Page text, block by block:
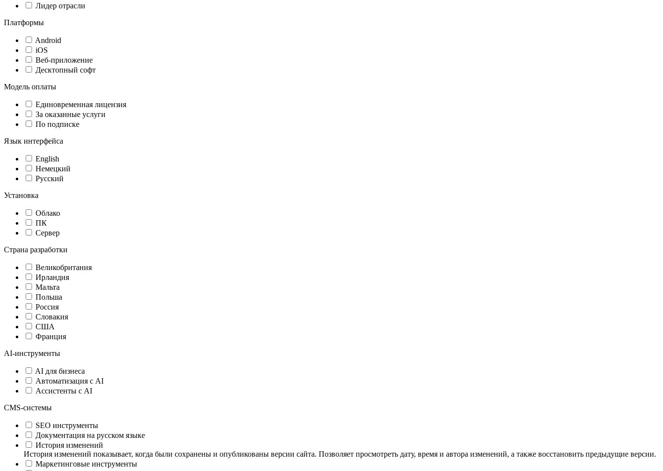
Лидер отрасли
Платформы
Android
iOS
Веб-приложение
Десктопный софт
Модель оплаты
Единовременная лицензия
За оказанные услуги
По подписке
Язык интерфейса
English
Немецкий
Русский
Установка
Облако
ПК
Сервер
Страна разработки
Великобритания
Ирландия
Мальта
Польша
Россия
Словакия
США
Франция
AI-инструменты
AI для бизнеса
Автоматизация с AI
Ассистенты с AI
CMS-системы
SEO инструменты
Документация на русском языке
История изменений
История изменений показывает, когда были сохранены и опубликованы версии сайта. Позволяет просмотреть дату, время и автора изменений, а также восстановить предыдущие версии.
Маркетинговые инструменты